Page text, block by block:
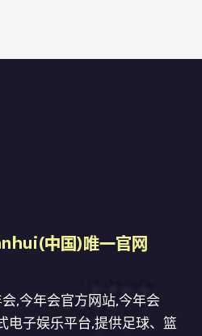
,今年会官方网站,今年会
电子娱乐平台,提供足球、篮